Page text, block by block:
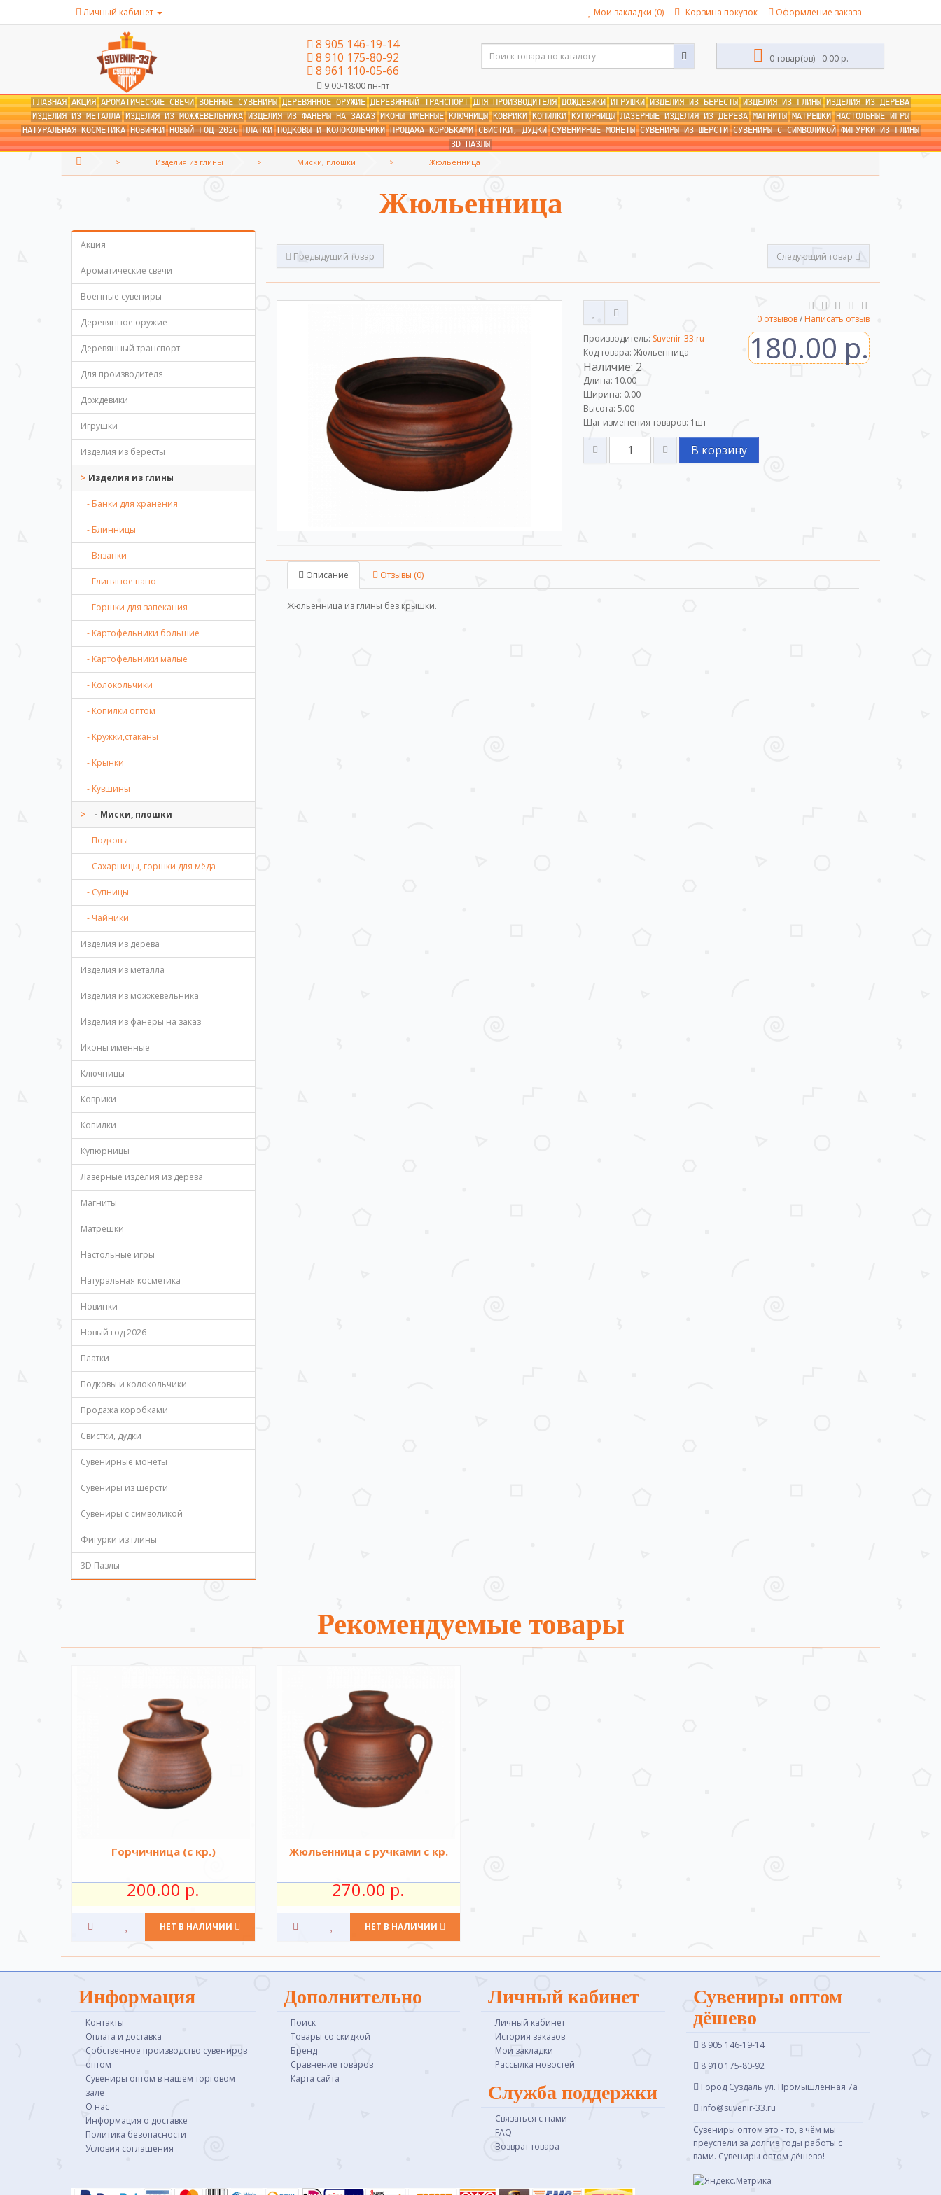
Личный кабинет Мои закладки (0) Корзина покупок Оформление заказа
8 905 146-19-14
8 910 175-80-92
8 961 110-05-66
9:00-18:00 пн-пт
0 товар(ов) - 0.00 р.
ГЛАВНАЯ АКЦИЯ АРОМАТИЧЕСКИЕ СВЕЧИ ВОЕННЫЕ СУВЕНИРЫ ДЕРЕВЯННОЕ ОРУЖИЕ ДЕРЕВЯННЫЙ ТРАНСПОРТ ДЛЯ ПРОИЗВОДИТЕЛЯ ДОЖДЕВИКИ ИГРУШКИ ИЗДЕЛИЯ ИЗ БЕРЕСТЫ ИЗДЕЛИЯ ИЗ ГЛИНЫ
ИЗДЕЛИЯ ИЗ ДЕРЕВА
ИЗДЕЛИЯ ИЗ МЕТАЛЛА ИЗДЕЛИЯ ИЗ МОЖЖЕВЕЛЬНИКА ИЗДЕЛИЯ ИЗ ФАНЕРЫ НА ЗАКАЗ ИКОНЫ ИМЕННЫЕ КЛЮЧНИЦЫ КОВРИКИ КОПИЛКИ КУПЮРНИЦЫ ЛАЗЕРНЫЕ ИЗДЕЛИЯ ИЗ ДЕРЕВА МАГНИТЫ МАТРЕШКИ НАСТОЛЬНЫЕ ИГРЫ
НАТУРАЛЬНАЯ КОСМЕТИКА НОВИНКИ НОВЫЙ ГОД 2026 ПЛАТКИ ПОДКОВЫ И КОЛОКОЛЬЧИКИ ПРОДАЖА КОРОБКАМИ СВИСТКИ, ДУДКИ СУВЕНИРНЫЕ МОНЕТЫ СУВЕНИРЫ ИЗ ШЕРСТИ СУВЕНИРЫ С СИМВОЛИКОЙ ФИГУРКИ ИЗ ГЛИНЫ
3D ПАЗЛЫ
Изделия из глины Миски, плошки Жюльенница
Жюльенница
Акция
Ароматические свечи
Военные сувениры
Деревянное оружие
Деревянный транспорт
Для производителя
Дождевики
Игрушки
Изделия из бересты
Изделия из глины
- Банки для хранения
- Блинницы
- Вязанки
- Глиняное пано
- Горшки для запекания
- Картофельники большие
- Картофельники малые
- Колокольчики
- Копилки оптом
- Кружки,стаканы
- Крынки
- Кувшины
- Миски, плошки
- Подковы
- Сахарницы, горшки для мёда
- Супницы
- Чайники
Изделия из дерева
Изделия из металла
Изделия из можжевельника
Изделия из фанеры на заказ
Иконы именные
Ключницы
Коврики
Копилки
Купюрницы
Лазерные изделия из дерева
Магниты
Матрешки
Настольные игры
Натуральная косметика
Новинки
Новый год 2026
Платки
Подковы и колокольчики
Продажа коробками
Свистки, дудки
Сувенирные монеты
Сувениры из шерсти
Сувениры с символикой
Фигурки из глины
3D Пазлы
Предыдущий товар Следующий товар
0 отзывов/ Написать отзыв
Производитель: Suvenir-33.ru
Код товара: Жюльенница
Наличие: 2
Длина: 10.00
Ширина: 0.00
Высота: 5.00
Шаг изменения товаров: 1 шт
180.00 р.
В корзину
Описание Отзывы (0)
Жюльенница из глины без крышки.
Рекомендуемые товары
Горчичница (с кр.)
200.00 р.
НЕТ В НАЛИЧИИ
Жюльенница с ручками с кр.
270.00 р.
НЕТ В НАЛИЧИИ
Информация
Контакты
Оплата и доставка
Собственное производство сувениров
оптом
Сувениры оптом в нашем торговом
зале
О нас
Информация о доставке
Политика безопасности
Условия соглашения
Дополнительно
Поиск
Товары со скидкой
Бренд
Сравнение товаров
Карта сайта
Личный кабинет
Личный кабинет
История заказов
Мои закладки
Рассылка новостей
Служба поддержки
Связаться с нами
FAQ
Возврат товара
Сувениры оптом
дёшево
8 905 146-19-14
8 910 175-80-92
Город Суздаль ул. Промышленная 7a
info@suvenir-33.ru
Сувениры оптом это - то, в чём мы
преуспели за долгие годы работы с
вами. Сувениры оптом дёшево!